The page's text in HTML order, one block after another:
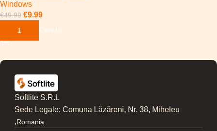
Windows
€49.99 €9.99
Aggiungi Al Carrello
Softlite S.R.L
Sede Legale: Comuna Lăzăreni, Nr. 38, Miheleu
,Romania